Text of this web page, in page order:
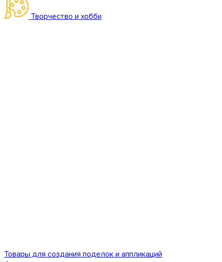
Творчество и хобби
Товары для создания поделок и аппликаций